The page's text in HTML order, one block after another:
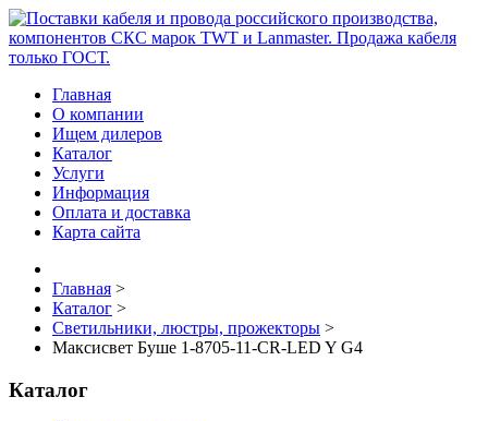
Главная
О компании
Ищем дилеров
Каталог
Услуги
Информация
Оплата и доставка
Карта сайта
Главная >
Каталог >
Светильники, люстры, прожекторы >
Максисвет Буше 1-8705-11-CR-LED Y G4
Каталог